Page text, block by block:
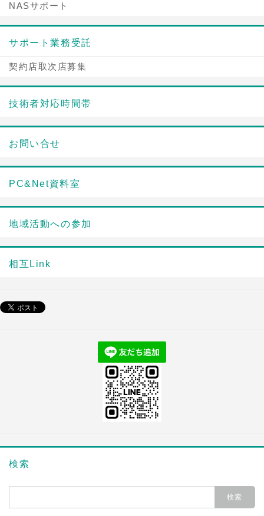
NASサポート
サポート業務受託
契約店取次店募集
技術者対応時間帯
お問い合せ
PC&Net資料室
地域活動への参加
相互Link
検索